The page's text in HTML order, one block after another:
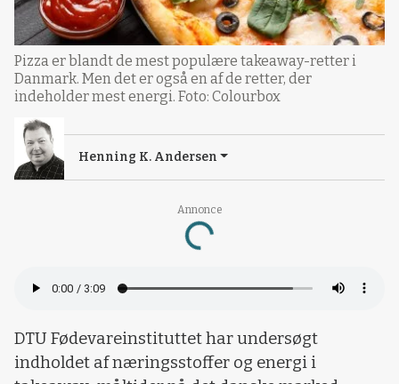
Annonce
Loading...
Pizza er blandt de mest populære takeaway-retter i
Danmark. Men det er også en af de retter, der
indeholder mest energi. Foto: Colourbox
Henning K. Andersen
DTU Fødevareinstituttet har undersøgt
indholdet af næringsstoffer og energi i